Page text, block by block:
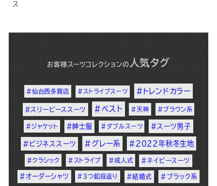
ス
お客様スーツコレクションの 人気タグ
#仙台西多賀店 #ストライプスーツ #トレンドカラー
#スリーピーススーツ #ベスト #天神 #ブラウン系
#ジャケット #紳士服 #ダブルスーツ #スーツ男子
#ビジネススーツ #グレー系 #2022年秋冬生地
#クラシック #ストライプ #成人式 #ネイビースーツ
#オーダーシャツ #3つ釦段返り #結婚式 #ブラック系